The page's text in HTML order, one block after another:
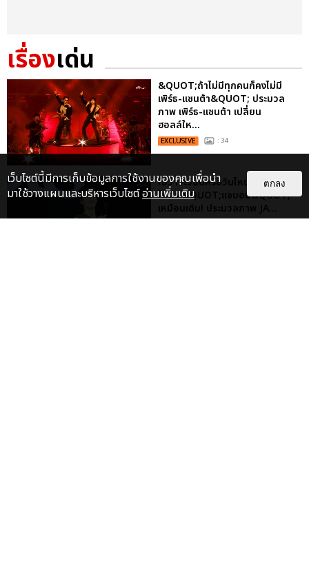
เรื่องเด่น
&QUOT;ถ้าไม่มีทุกคนก็คงไม่มี
เพิร์ธ-แซนต้า&QUOT; ประมวล
ภาพ เพิร์ธ-แซนต้า เปลี่ยน
ฮอลล์ให...
EXCLUSIVE : 34
ไม่ว่าจะวันนี้หรือวันไหน ก็จะยังภูมิใจ
ในตัว &QUOT;แจบอม&QUOT;
เหมือนเดิม! ประมวลภาพ JA...
เว็บไซต์นี้มีการเก็บข้อมูลการใช้งานของคุณเพื่อนำ
มาใช้วางแผนและบริหารเว็บไซต์อ่านเพิ่มเติม
ตกลง